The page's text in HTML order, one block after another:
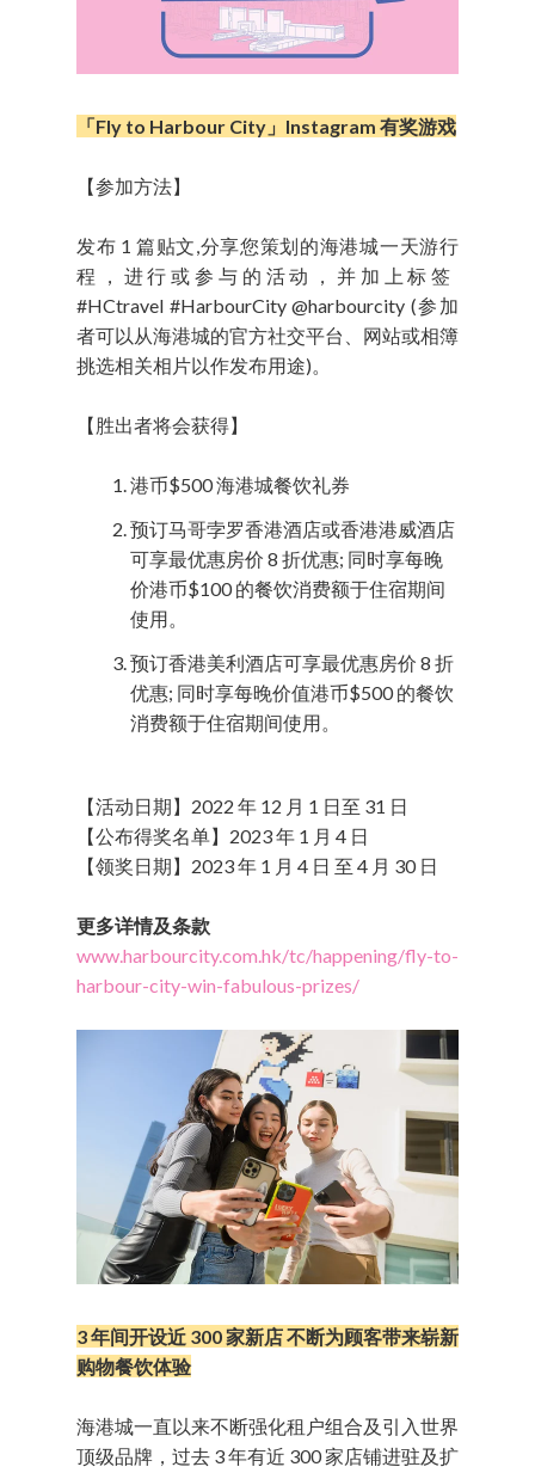
「Fly to Harbour City」Instagram 有奖游戏
【参加方法】
发布 1 篇贴文,分享您策划的海港城一天游行
程，进行或参与的活动，并加上标签
#HCtravel #HarbourCity @harbourcity (参加
者可以从海港城的官方社交平台、网站或相簿
挑选相关相片以作发布用途)。
【胜出者将会获得】
港币$500 海港城餐饮礼券
预订马哥孛罗香港酒店或香港港威酒店
可享最优惠房价 8 折优惠; 同时享每晚
价港币$100 的餐饮消费额于住宿期间
使用。
预订香港美利酒店可享最优惠房价 8 折
优惠; 同时享每晚价值港币$500 的餐饮
消费额于住宿期间使用。
【活动日期】2022 年 12 月 1 日至 31 日
【公布得奖名单】2023 年 1 月 4 日
【领奖日期】2023 年 1 月 4 日 至 4 月 30 日
更多详情及条款
www.harbourcity.com.hk/tc/happening/fly-to-
harbour-city-win-fabulous-prizes/
3 年间开设近 300 家新店 不断为顾客带来崭新
购物餐饮体验
海港城一直以来不断强化租户组合及引入世界
顶级品牌，过去 3 年有近 300 家店铺进驻及扩